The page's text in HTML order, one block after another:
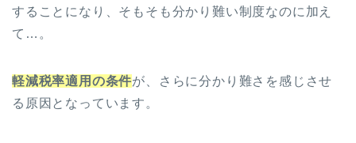
することになり、そもそも分かり難い制度なのに加え
て…。
軽減税率適用の条件が、さらに分かり難さを感じさせ
る原因となっています。